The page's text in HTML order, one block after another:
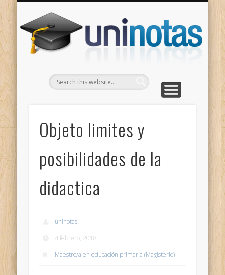
Objeto limites y
posibilidades de la
didactica
uninotas
4 febrero, 2018
Maestro/a en educación primaria (Magisterio)